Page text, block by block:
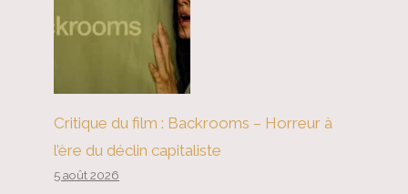
Critique du film : Backrooms – Horreur à
l’ère du déclin capitaliste
5 août 2026